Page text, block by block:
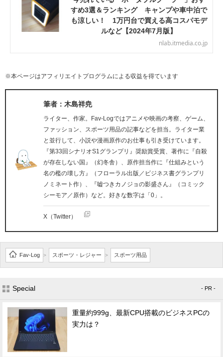
すめ3選＆ランキング キャンプや車中泊で
も涼しい！ 1万円台で買える高コスパモデ
ルなど【2024年7月版】
nlab.itmedia.co.jp
※本ページはアフィリエイトプログラムによる収益を得ています
筆者：木島祥尭
ライター、作家。Fav-Logではアニメや映画の考察、ゲーム、
ファッション、スポーツ用品の記事などを担当。ライター業
と並行して、小説や漫画原作のお仕事も引き受けています。
『第33回シナリオS1グランプリ』奨励賞受賞、著作に『自殺
が存在しない国』（幻冬舎）、原作担当作に『仕組みという
名の檻の壊し方』（フローラル出版／ビジネス書グランプリ
ノミネート作）、『嘘つきカノジョの影盛さん』（コミック
シーモア／原作）など。好きな数字は「0」。
X（Twitter）
Fav-Log > スポーツ・レジャー > スポーツ用品
Special - PR -
重量約999g、最新CPU搭載のビジネスPCの
実力は？